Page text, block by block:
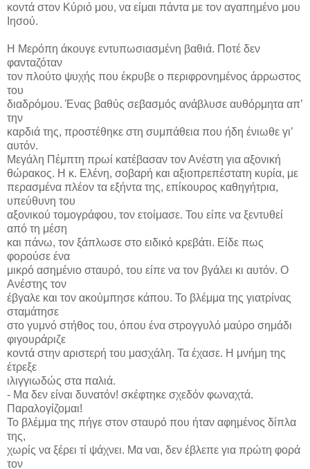
κοντά στον Κύριό μου, να είμαι πάντα με τον αγαπημένο μου
Ιησού.
Η Μερόπη άκουγε εντυπωσιασμένη βαθιά. Ποτέ δεν
φανταζόταν
τον πλούτο ψυχής που έκρυβε ο περιφρονημένος άρρωστος
του
διαδρόμου. Ένας βαθύς σεβασμός ανάβλυσε αυθόρμητα απ’
την
καρδιά της, προστέθηκε στη συμπάθεια που ήδη ένιωθε γι’
αυτόν.
Μεγάλη Πέμπτη πρωί κατέβασαν τον Ανέστη για αξονική
θώρακος. Η κ. Ελένη, σοβαρή και αξιοπρεπέστατη κυρία, με
περασμένα πλέον τα εξήντα της, επίκουρος καθηγήτρια,
υπεύθυνη του
αξονικού τομογράφου, τον ετοίμασε. Του είπε να ξεντυθεί
από τη μέση
και πάνω, τον ξάπλωσε στο ειδικό κρεβάτι. Είδε πως
φορούσε ένα
μικρό ασημένιο σταυρό, του είπε να τον βγάλει κι αυτόν. Ο
Ανέστης τον
έβγαλε και τον ακούμπησε κάπου. Το βλέμμα της γιατρίνας
σταμάτησε
στο γυμνό στήθος του, όπου ένα στρογγυλό μαύρο σημάδι
φιγουράριζε
κοντά στην αριστερή του μασχάλη. Τα έχασε. Η μνήμη της
έτρεξε
ιλιγγιωδώς στα παλιά.
- Μα δεν είναι δυνατόν! σκέφτηκε σχεδόν φωναχτά.
Παραλογίζομαι!
Το βλέμμα της πήγε στον σταυρό που ήταν αφημένος δίπλα
της,
χωρίς να ξέρει τί ψάχνει. Μα ναι, δεν έβλεπε για πρώτη φορά
τον